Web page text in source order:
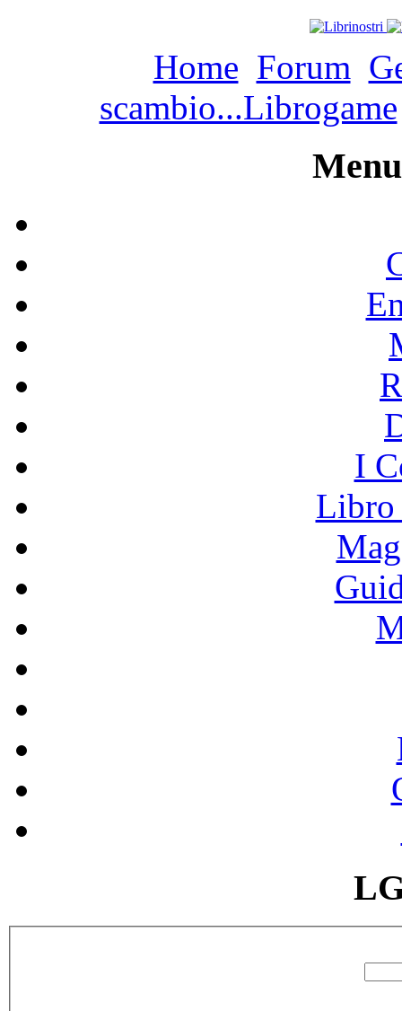
Home Forum
scambio...Librogame
I
Libro